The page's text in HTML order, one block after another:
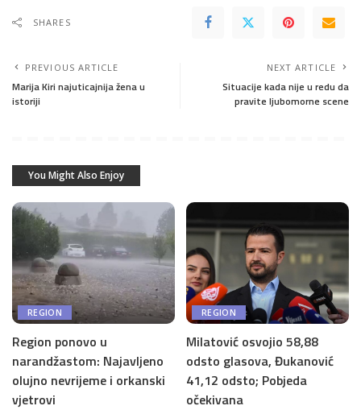
SHARES
PREVIOUS ARTICLE
Marija Kiri najuticajnija žena u
istoriji
NEXT ARTICLE
Situacije kada nije u redu da
pravite ljubomorne scene
You Might Also Enjoy
REGION
Region ponovo u
narandžastom: Najavljeno
olujno nevrijeme i orkanski
vjetrovi
REGION
Milatović osvojio 58,88
odsto glasova, Đukanović
41,12 odsto; Pobjeda
očekivana